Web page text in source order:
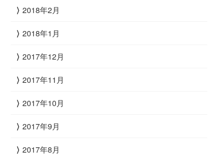
2018年2月
2018年1月
2017年12月
2017年11月
2017年10月
2017年9月
2017年8月